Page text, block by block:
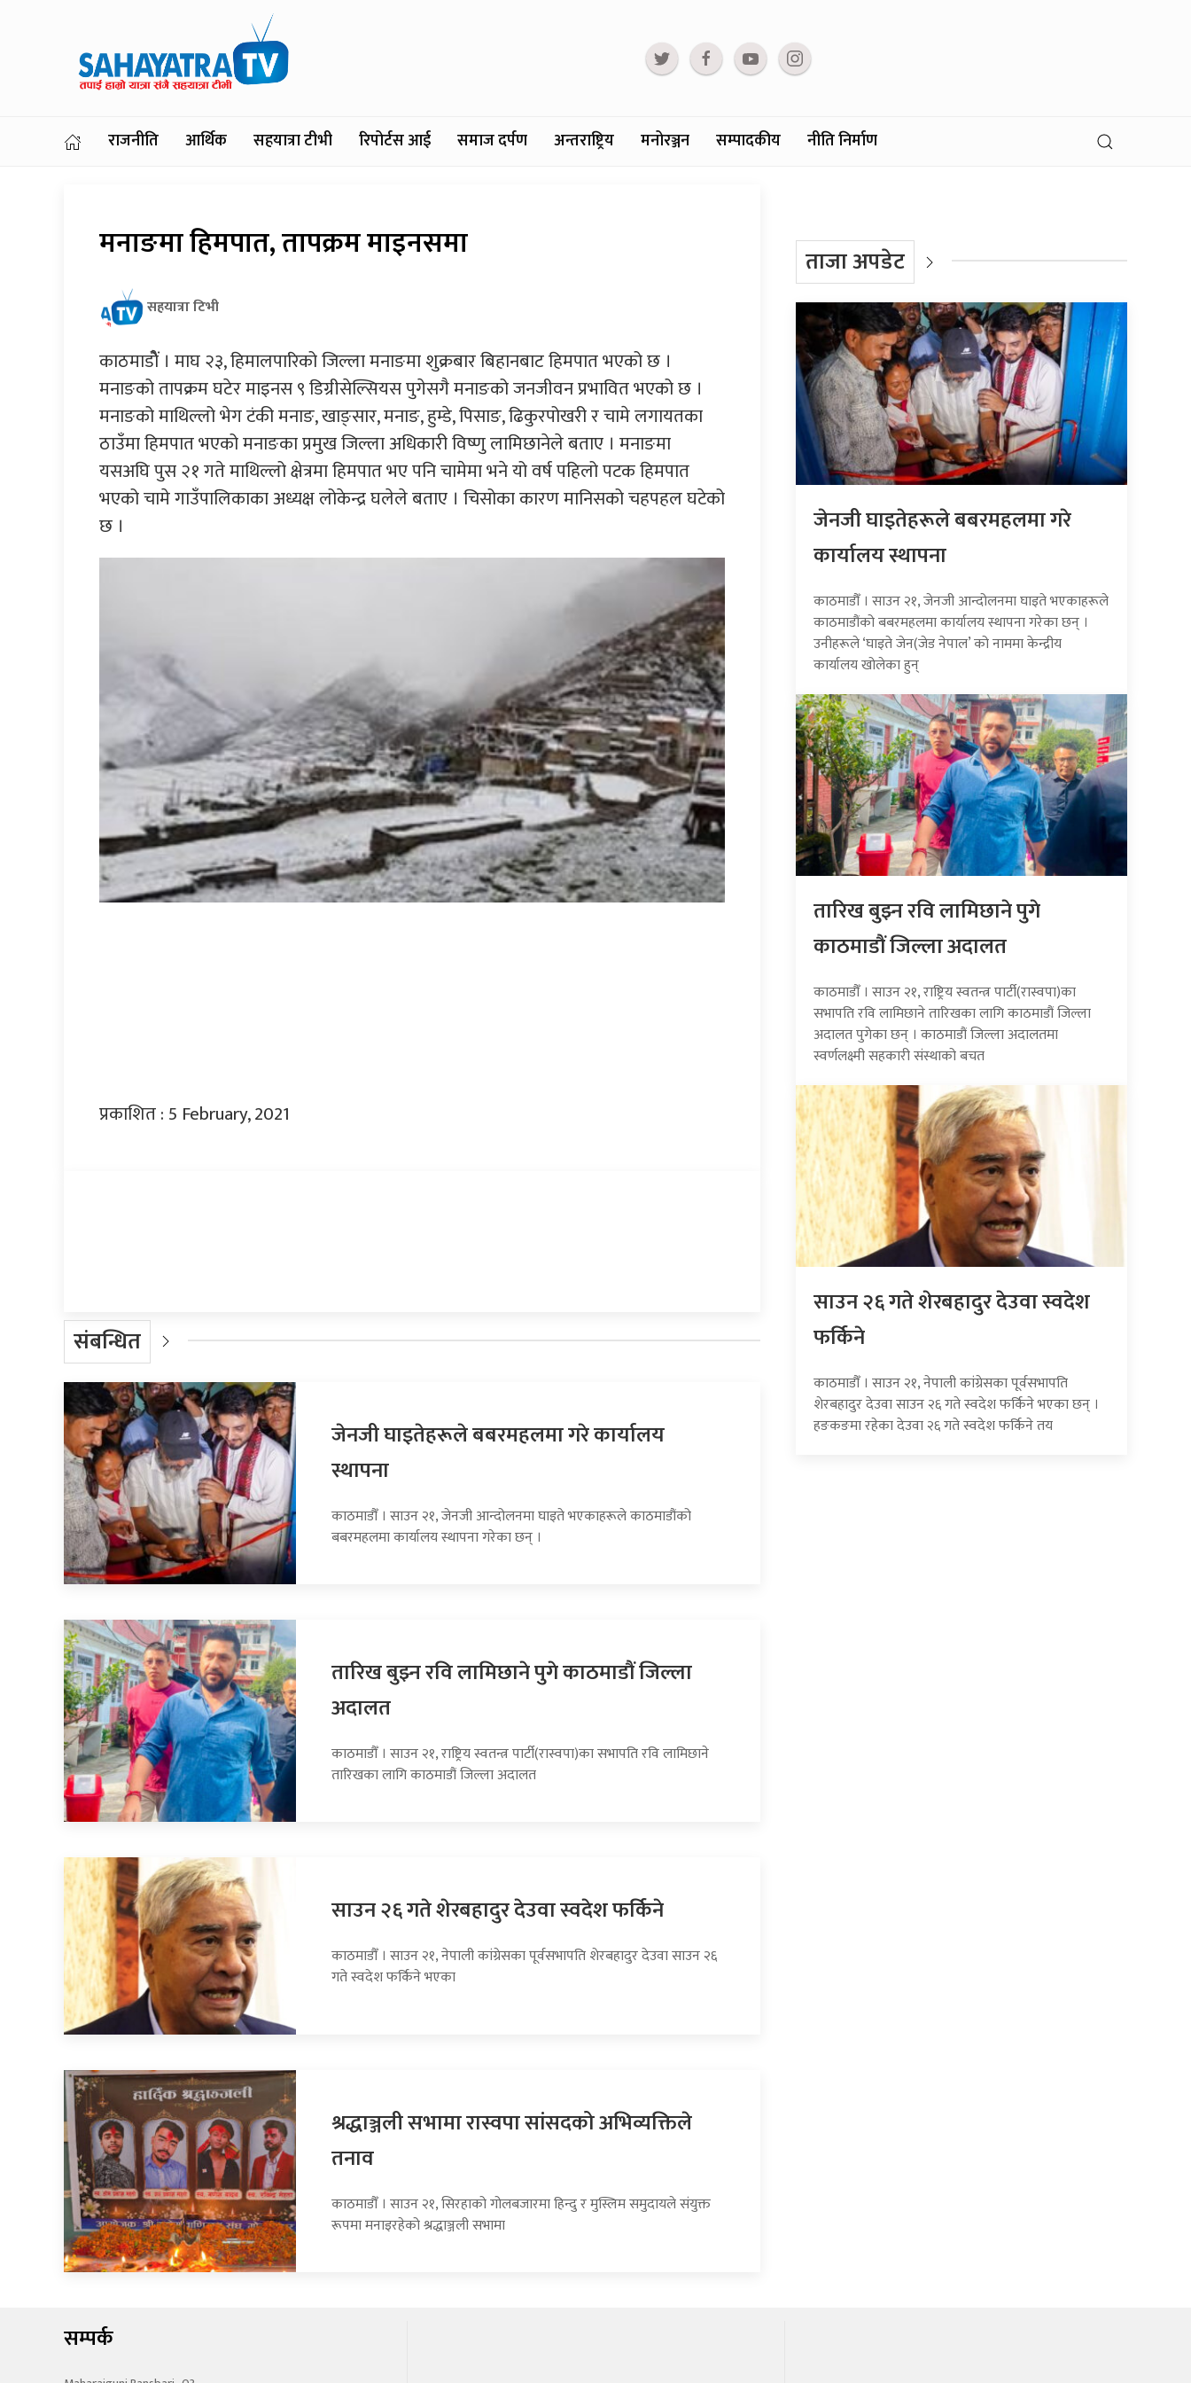
राजनीति आर्थिक सहयात्रा टीभी रिपोर्टस आई समाज दर्पण अन्तराष्ट्रिय मनोरञ्जन सम्पादकीय नीति निर्माण
मनाङमा हिमपात, तापक्रम माइनसमा
सहयात्रा टिभी
काठमाडोैं । माघ २३, हिमालपारिको जिल्ला मनाङमा शुक्रबार बिहानबाट हिमपात भएको छ ।
मनाङको तापक्रम घटेर माइनस ९ डिग्रीसेल्सियस पुगेसगै मनाङको जनजीवन प्रभावित भएको छ ।
मनाङको माथिल्लो भेग टंकी मनाङ, खाङ्सार, मनाङ, हुम्डे, पिसाङ, ढिकुरपोखरी र चामे लगायतका
ठाउँमा हिमपात भएको मनाङका प्रमुख जिल्ला अधिकारी विष्णु लामिछानेले बताए । मनाङमा
यसअघि पुस २१ गते माथिल्लो क्षेत्रमा हिमपात भए पनि चामेमा भने यो वर्ष पहिलो पटक हिमपात
भएको चामे गाउँपालिकाका अध्यक्ष लोकेन्द्र घलेले बताए । चिसोका कारण मानिसको चहपहल घटेको
छ ।
प्रकाशित : 5 February, 2021
संबन्धित
जेनजी घाइतेहरूले बबरमहलमा गरे कार्यालय
स्थापना
काठमाडौँ । साउन २१, जेनजी आन्दोलनमा घाइते भएकाहरूले काठमाडौंको
बबरमहलमा कार्यालय स्थापना गरेका छन् ।
तारिख बुझ्न रवि लामिछाने पुगे काठमाडौं जिल्ला
अदालत
काठमाडौँ । साउन २१, राष्ट्रिय स्वतन्त्र पार्टी(रास्वपा)का सभापति रवि लामिछाने
तारिखका लागि काठमाडौं जिल्ला अदालत
साउन २६ गते शेरबहादुर देउवा स्वदेश फर्किने
काठमाडौँ । साउन २१, नेपाली कांग्रेसका पूर्वसभापति शेरबहादुर देउवा साउन २६
गते स्वदेश फर्किने भएका
श्रद्धाञ्जली सभामा रास्वपा सांसदको अभिव्यक्तिले
तनाव
काठमाडौँ । साउन २१, सिरहाको गोलबजारमा हिन्दु र मुस्लिम समुदायले संयुक्त
रूपमा मनाइरहेको श्रद्धाञ्जली सभामा
ताजा अपडेट
जेनजी घाइतेहरूले बबरमहलमा गरे
कार्यालय स्थापना
काठमाडौँ । साउन २१, जेनजी आन्दोलनमा घाइते भएकाहरूले
काठमाडौंको बबरमहलमा कार्यालय स्थापना गरेका छन् ।
उनीहरूले ‘घाइते जेन(जेड नेपाल’ को नाममा केन्द्रीय
कार्यालय खोलेका हुन्
तारिख बुझ्न रवि लामिछाने पुगे
काठमाडौं जिल्ला अदालत
काठमाडौँ । साउन २१, राष्ट्रिय स्वतन्त्र पार्टी(रास्वपा)का
सभापति रवि लामिछाने तारिखका लागि काठमाडौं जिल्ला
अदालत पुगेका छन् । काठमाडौं जिल्ला अदालतमा
स्वर्णलक्ष्मी सहकारी संस्थाको बचत
साउन २६ गते शेरबहादुर देउवा स्वदेश
फर्किने
काठमाडौँ । साउन २१, नेपाली कांग्रेसका पूर्वसभापति
शेरबहादुर देउवा साउन २६ गते स्वदेश फर्किने भएका छन् ।
हङकङमा रहेका देउवा २६ गते स्वदेश फर्किने तय
सम्पर्क